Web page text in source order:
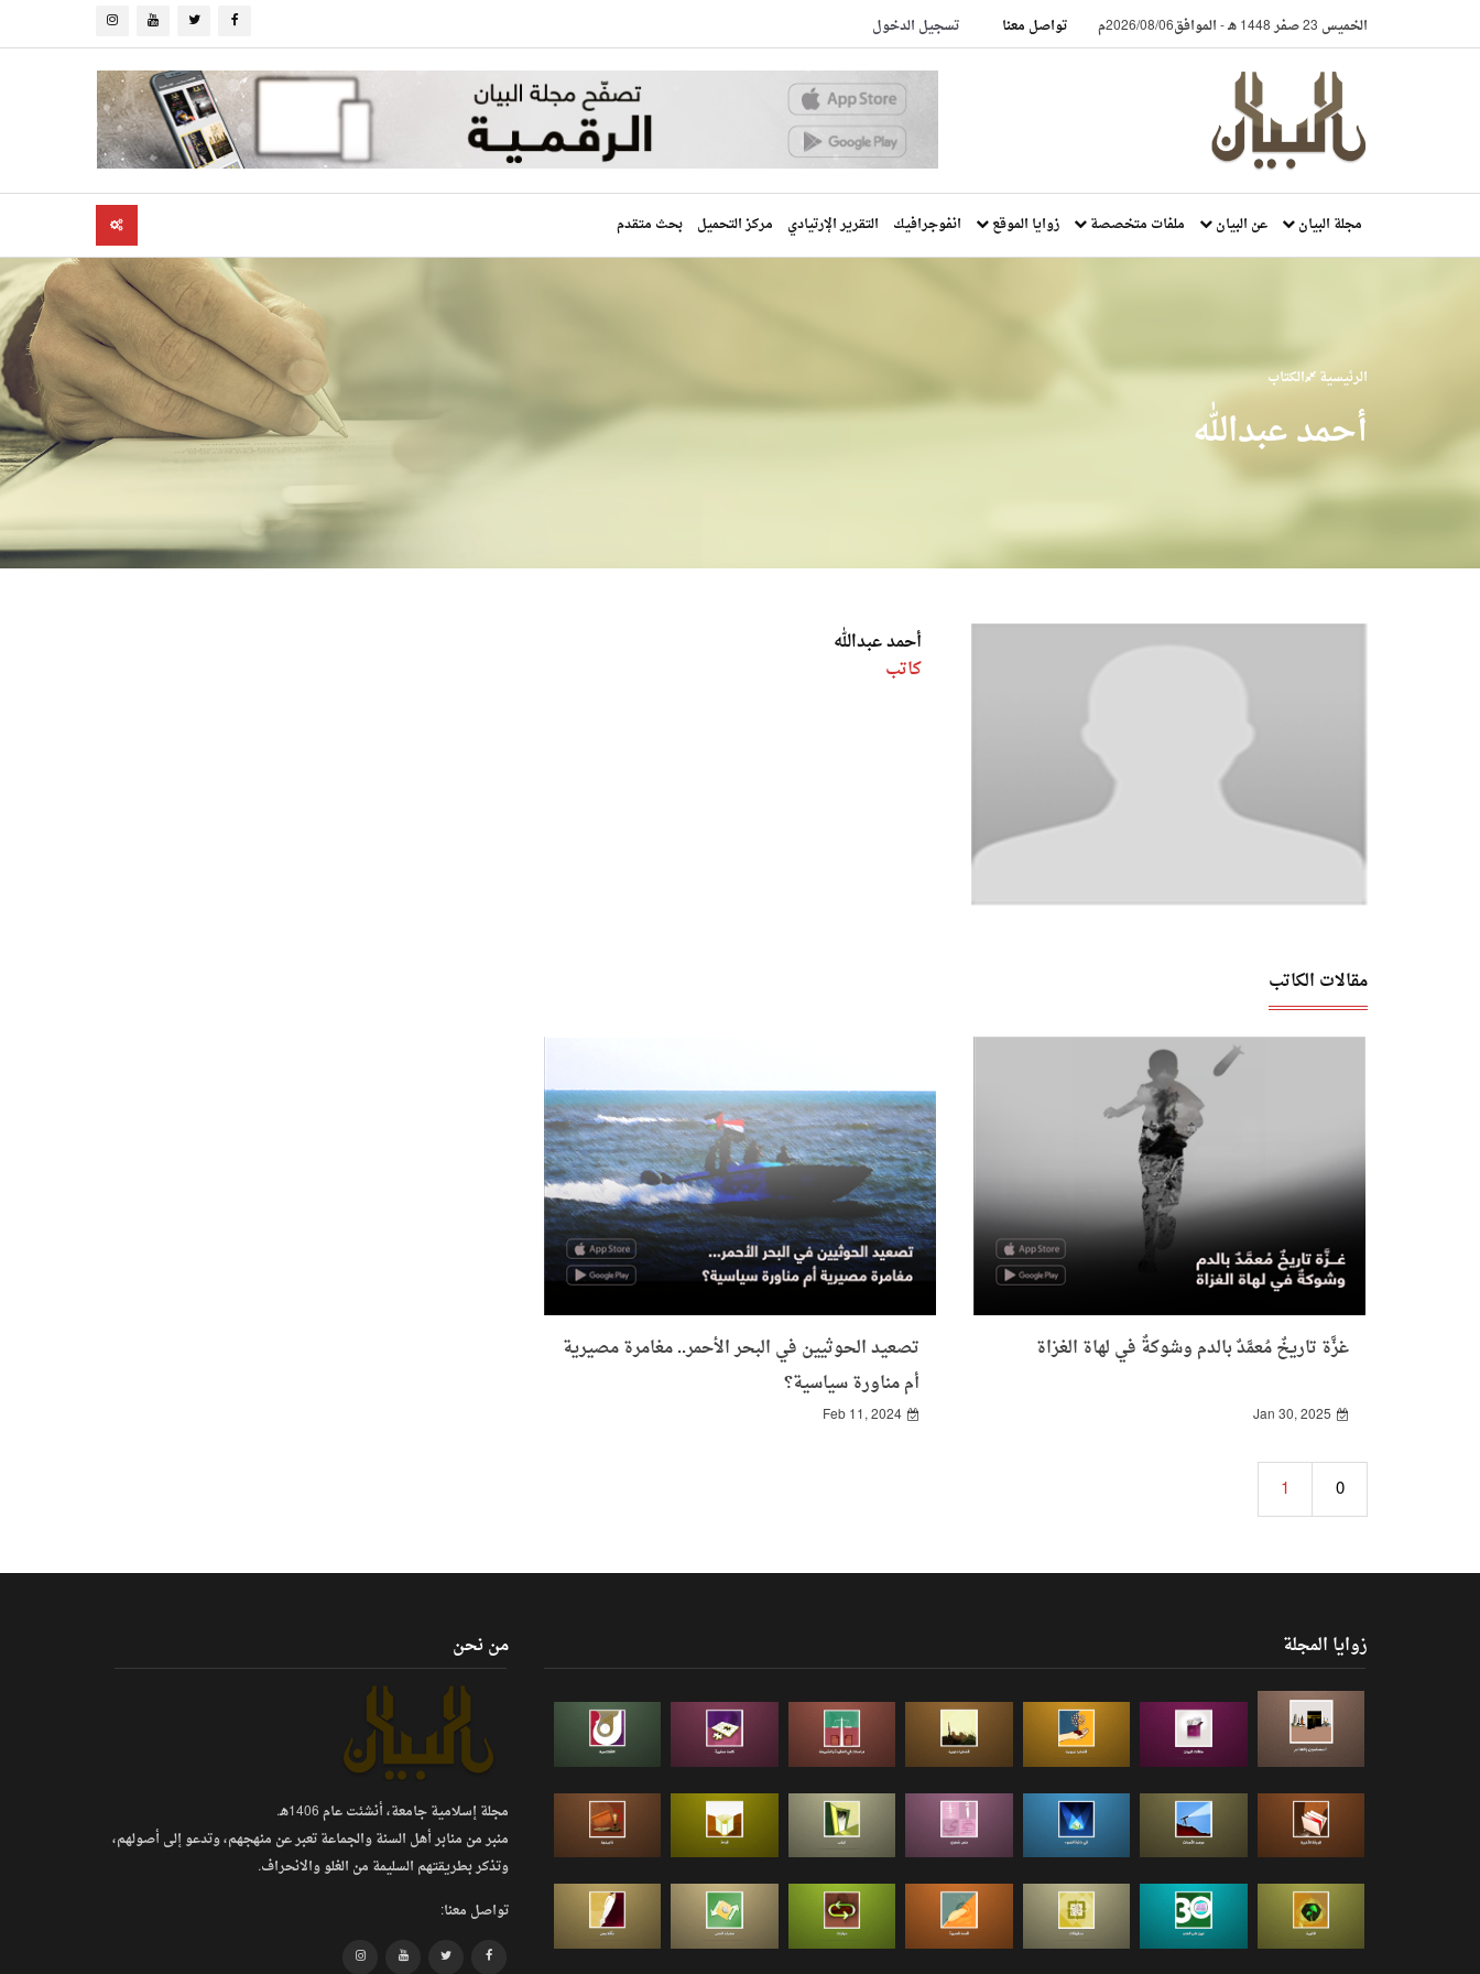
الخميس 23 صفر 1448 هـ -الموافق2026/08/06م تواصل معنا تسجيل الدخول
مجلة البيان عن البيان ملفات متخصصة زوايا الموقع انفوجرافيك التقرير الإرتيادي مركز التحميل بحث متقدم
الرئيسية الكتاب
أحمد عبدالله
أحمد عبدالله
كاتب
مقالات الكاتب
غزَّة تاريخٌ مُعمَّدٌ بالدم وشوكةٌ في لهاة الغزاة
Jan 30, 2025
تصعيد الحوثيين في البحر الأحمر.. مغامرة مصيرية
أم مناورة سياسية؟
Feb 11, 2024
0
1
زوايا المجلة من نحن
مجلة إسلامية جامعة، أنشئت عام 1406هـ.
منبر من منابر أهل السنة والجماعة تعبر عن منهجهم، وتدعو إلى أصولهم،
وتذكر بطريقتهم السليمة من الغلو والانحراف.
تواصل معنا: